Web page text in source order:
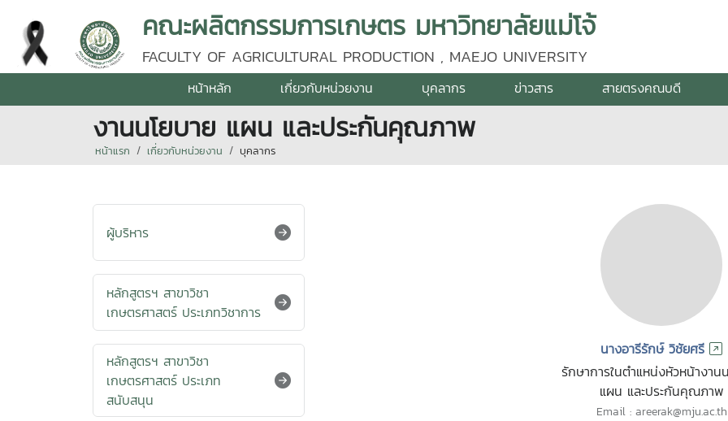
คณะผลิตกรรมการเกษตร มหาวิทยาลัยแม่โจ้
FACULTY OF AGRICULTURAL PRODUCTION , MAEJO UNIVERSITY
หน้าหลัก เกี่ยวกับหน่วยงาน บุคลากร ข่าวสาร สายตรงคณบดี
งานนโยบาย แผน และประกันคุณภาพ
หน้าแรก เกี่ยวกับหน่วยงาน บุคลากร
ผู้บริหาร
หลักสูตรฯ สาขาวิชา
เกษตรศาสตร์ ประเภทวิชาการ
หลักสูตรฯ สาขาวิชา
เกษตรศาสตร์ ประเภท
สนับสนุน
นางอารีรักษ์ วิชัยศรี
รักษาการในตำแหน่งหัวหน้างาน
แผน และประกันคุณภาพ
Email : areerak@mju.ac.th